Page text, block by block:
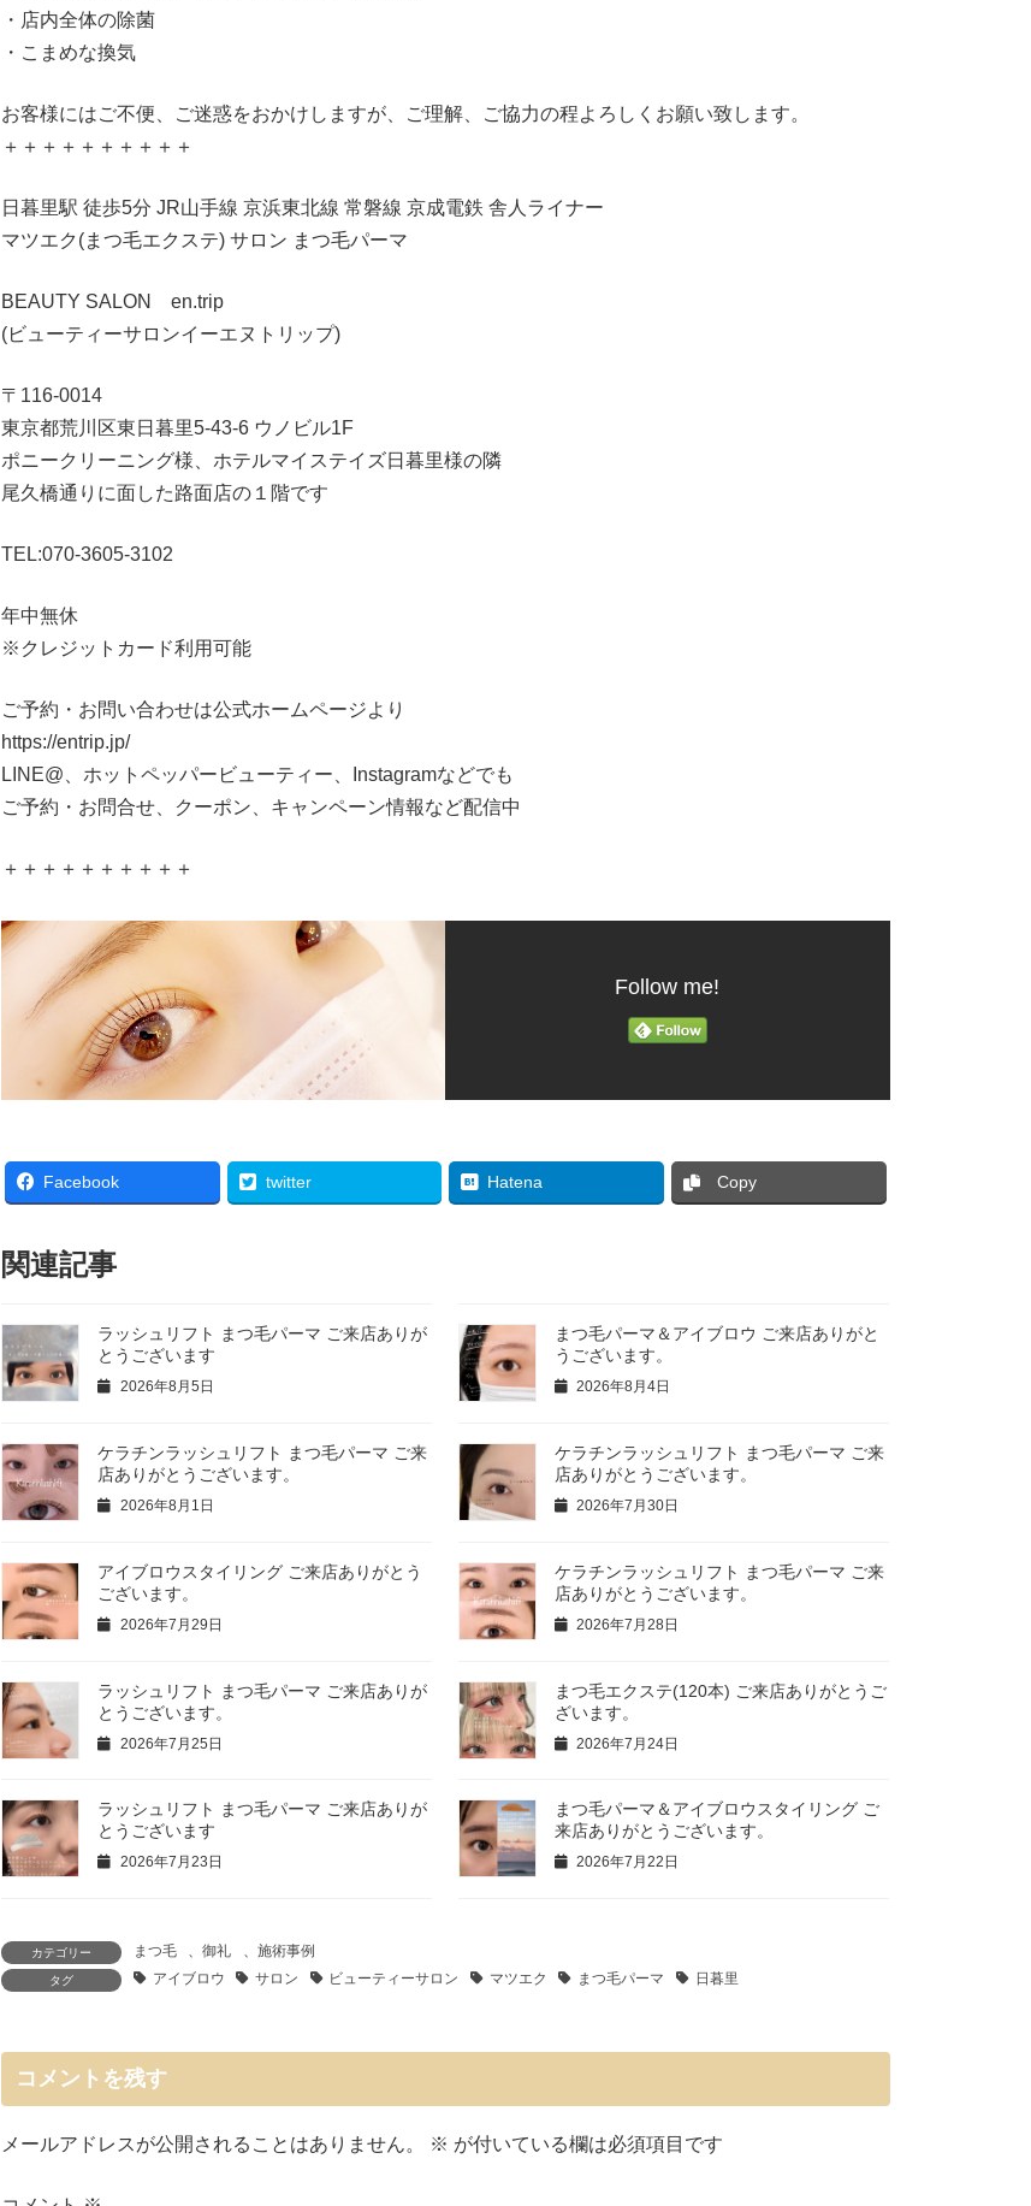
・店内全体の除菌
・こまめな換気
お客様にはご不便、ご迷惑をおかけしますが、ご理解、ご協力の程よろしくお願い致します。
＋＋＋＋＋＋＋＋＋＋
日暮里駅 徒歩5分 JR山手線 京浜東北線 常磐線 京成電鉄 舎人ライナー
マツエク(まつ毛エクステ) サロン まつ毛パーマ
BEAUTY SALON en.trip
(ビューティーサロンイーエヌトリップ)
〒116-0014
東京都荒川区東日暮里5-43-6 ウノビル1F
ポニークリーニング様、ホテルマイステイズ日暮里様の隣
尾久橋通りに面した路面店の１階です
TEL:070-3605-3102
年中無休
※クレジットカード利用可能
ご予約・お問い合わせは公式ホームページより
https://entrip.jp/
LINE@、ホットペッパービューティー、Instagramなどでも
ご予約・お問合せ、クーポン、キャンペーン情報など配信中
＋＋＋＋＋＋＋＋＋＋
Follow me!
Facebook twitter Hatena Copy
関連記事
ラッシュリフト まつ毛パーマ ご来店ありが
とうございます
2026年8月5日
まつ毛パーマ＆アイブロウ ご来店ありがと
うございます。
2026年8月4日
ケラチンラッシュリフト まつ毛パーマ ご来
店ありがとうございます。
2026年8月1日
ケラチンラッシュリフト まつ毛パーマ ご来
店ありがとうございます。
2026年7月30日
アイブロウスタイリング ご来店ありがとう
ございます。
2026年7月29日
ケラチンラッシュリフト まつ毛パーマ ご来
店ありがとうございます。
2026年7月28日
ラッシュリフト まつ毛パーマ ご来店ありが
とうございます。
2026年7月25日
まつ毛エクステ(120本) ご来店ありがとうご
ざいます。
2026年7月24日
ラッシュリフト まつ毛パーマ ご来店ありが
とうございます
2026年7月23日
まつ毛パーマ＆アイブロウスタイリング ご
来店ありがとうございます。
2026年7月22日
カテゴリー まつ毛 、御礼 、 施術事例
タグ アイブロウ サロン ビューティーサロン マツエク まつ毛パーマ 日暮里
コメントを残す
メールアドレスが公開されることはありません。 ※ が付いている欄は必須項目です